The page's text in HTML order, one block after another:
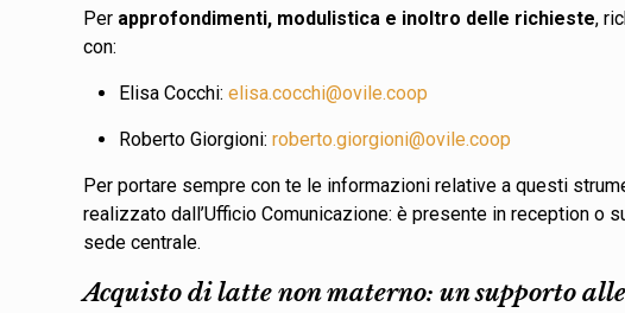
Per approfondimenti, modulistica e inoltro delle richieste,
con:
Elisa Cocchi:elisa.cocchi@ovile.coop
Roberto Giorgioni:roberto.giorgioni@ovile.coop
Per portare sempre con te le informazioni relative a questi
realizzato dall’Ufficio Comunicazione: è presente in reception o
sede centrale.
Acquisto di latte non materno: un supporto